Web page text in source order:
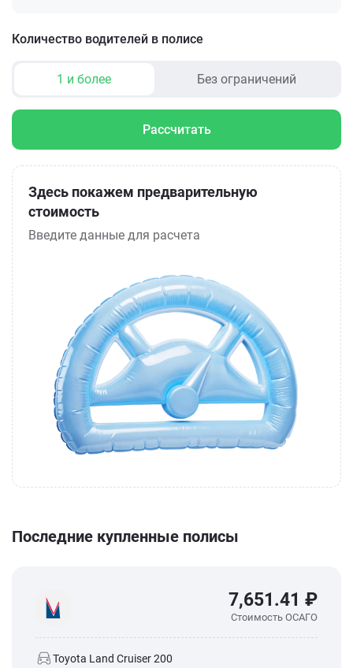
Количество водителей в полисе
1 и более Без ограничений
Рассчитать
Здесь покажем предварительную
стоимость
Введите данные для расчета
Последние купленные полисы
7,651.41 ₽
Стоимость ОСАГО
Toyota Land Cruiser 200